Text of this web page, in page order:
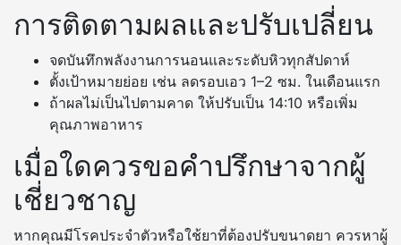
การติดตามผลและปรับเปลี่ยน
จดบันทึกพลังงานการนอนและระดับหิวทุกสัปดาห์
ตั้งเป้าหมายย่อย เช่น ลดรอบเอว 1–2 ซม. ในเดือนแรก
ถ้าผลไม่เป็นไปตามคาด ให้ปรับเป็น 14:10 หรือเพิ่ม
คุณภาพอาหาร
เมื่อใดควรขอคำปรึกษาจากผู้
เชี่ยวชาญ
หากคุณมีโรคประจำตัวหรือใช้ยาที่ต้องปรับขนาดยา ควรหาผู้